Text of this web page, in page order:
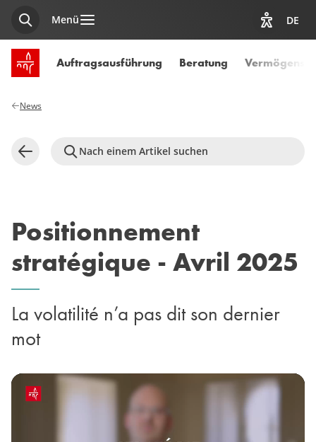
SucheMenü Optionen
DE
Startseite SPUERKEESS
Auftragsausführung Beratung
News
Zurück Nach einem Artikel suchen
Positionnement
stratégique - Avril 2025
La volatilité n’a pas dit son dernier
mot